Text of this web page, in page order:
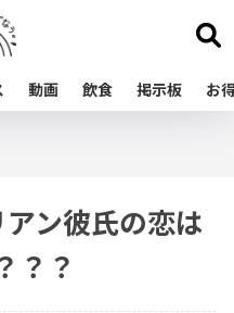
動画 飲食 掲示板 お
ン彼氏の恋は
？？